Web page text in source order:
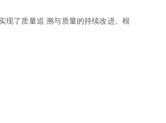
现了质量追 溯与质量的持续改进。根